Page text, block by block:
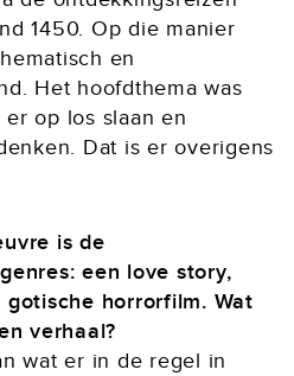
1450. Op die manier
en
Het hoofdthema was
op los slaan en
Dat is er overigens
is de
een love story,
horrorfilm. Wat
verhaal?
wat er in de regel in